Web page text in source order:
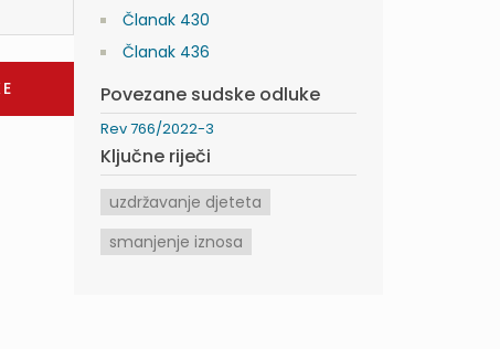
Članak 430
Članak 436
Povezane sudske odluke
Rev 766/2022-3
Ključne riječi
uzdržavanje djeteta
smanjenje iznosa